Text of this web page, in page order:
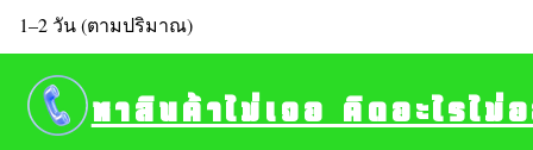
1–2 วัน (ตามปริมาณ)
หาสินค้าไม่เจอ คิดอะไรไ